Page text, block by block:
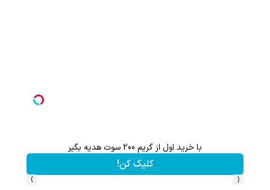
با خرید اول از گریم 200 سوت هدیه بگیر
کلیک کن!
‹
›